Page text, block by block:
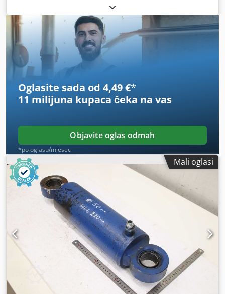
stroj za rezanje lima, dužine 3 metra, proizvođača Haco
Atlantic. Tip: ATS 3006 Kapacitet: 3100 x 6 mm Električni
zadnji graničnik Dsdjzi Rl Tepfx Aaijkr Električno
podešavanje kuta rezanja Godina proizvodnje: 1987
Oglasite sada od 4,49 €*
11 milijuna kupaca čeka na vas
Objavite oglas odmah
*po oglasu/mjesec
Mali oglasi